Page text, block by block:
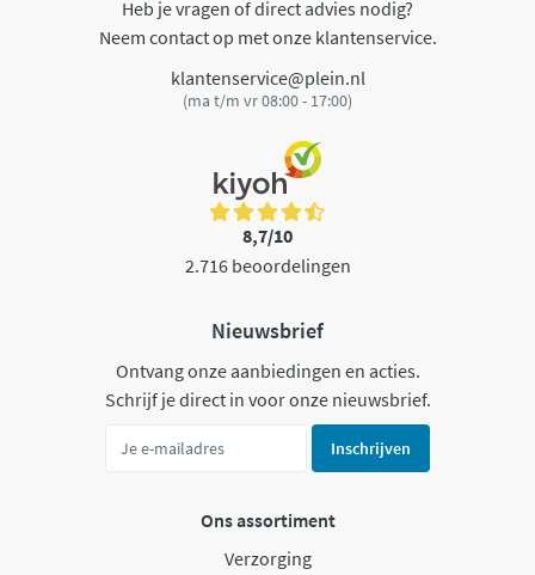
Heb je vragen of direct advies nodig?
Neem contact op met onze klantenservice.
klantenservice@plein.nl
(ma t/m vr 08:00 - 17:00)
8,7/10
2.716 beoordelingen
Nieuwsbrief
Ontvang onze aanbiedingen en acties.
Schrijf je direct in voor onze nieuwsbrief.
Inschrijven
Ons assortiment
Verzorging